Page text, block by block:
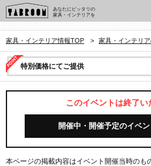
あなたにピッタリの
家具・インテリアを
家具・インテリア情報TOP > 家具・インテリ
特別価格にてご提供
このイベントは終了い
開催中・開催予定のイベ
本ページの掲載内容はイベント開催当時のも